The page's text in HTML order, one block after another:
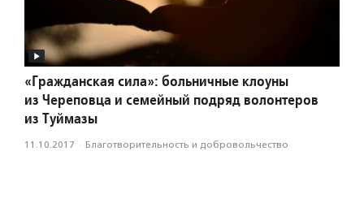
«Гражданская сила»: больничные клоуны
из Череповца и семейный подряд волонтеров
из Туймазы
11.10.2017 · Благотвори­тель­ность и доброволь­чест­во